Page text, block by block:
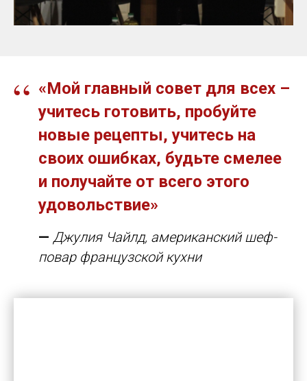
“ «Мой главный совет для всех –
учитесь готовить, пробуйте
новые рецепты,учитесь на
своих ошибках, будьте смелее
и получайте от всего этого
удовольствие»
— Джулия Чайлд, американский шеф-
повар французской кухни